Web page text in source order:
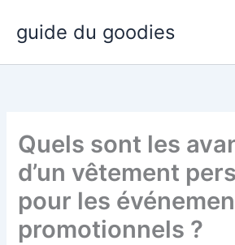
contenu
guide du goodies
Quels sont les
d’un vêtement
pour les
promotionnels ?